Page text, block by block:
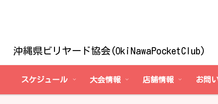
沖縄県ビリヤード協会(OkiNawaPocketClub)
スケジュール 大会情報 店舗情報 お問